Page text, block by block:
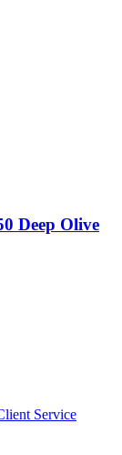
Deep Olive
Service